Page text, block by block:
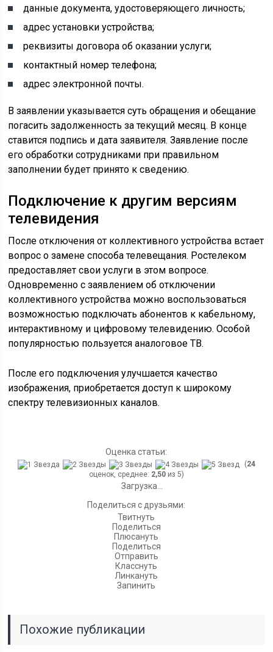
данные документа, удостоверяющего личность;
адрес установки устройства;
реквизиты договора об оказании услуги;
контактный номер телефона;
адрес электронной почты.
В заявлении указывается суть обращения и обещание
погасить задолженность за текущий месяц. В конце
ставится подпись и дата заявителя. Заявление после
его обработки сотрудниками при правильном
заполнении будет принято к сведению.
Подключение к другим версиям
телевидения
После отключения от коллективного устройства встает
вопрос о замене способа телевещания. Ростелеком
предоставляет свои услуги в этом вопросе.
Одновременно с заявлением об отключении
коллективного устройства можно воспользоваться
возможностью подключать абонентов к кабельному,
интерактивному и цифровому телевидению. Особой
популярностью пользуется аналоговое ТВ.
После его подключения улучшается качество
изображения, приобретается доступ к широкому
спектру телевизионных каналов.
Оценка статьи:
(24
оценок, среднее: 2,50из 5)
Загрузка...
Поделиться с друзьями:
Твитнуть
Поделиться
Плюсануть
Поделиться
Отправить
Класснуть
Линкануть
Запинить
Похожие публикации